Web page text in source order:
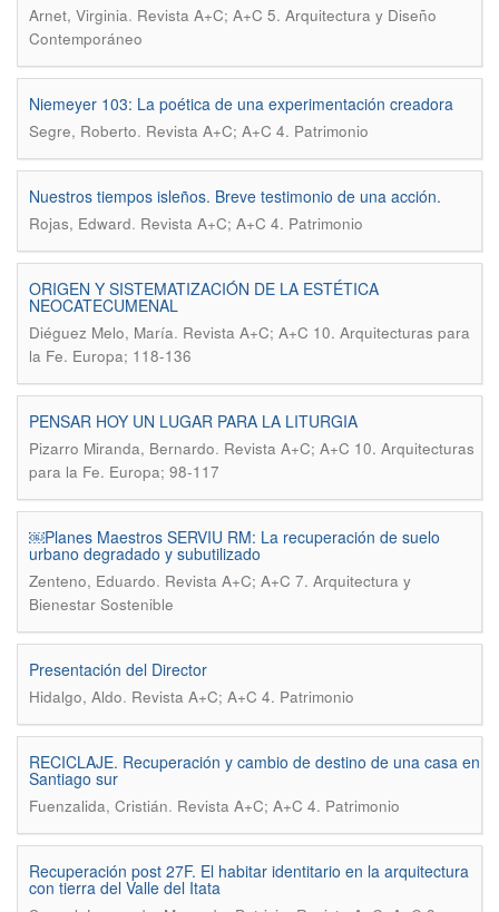
Arnet, Virginia. Revista A+C; A+C 5. Arquitectura y Diseño
Contemporáneo
Niemeyer 103: La poética de una experimentación creadora
Segre, Roberto. Revista A+C; A+C 4. Patrimonio
Nuestros tiempos isleños. Breve testimonio de una acción.
Rojas, Edward. Revista A+C; A+C 4. Patrimonio
ORIGEN Y SISTEMATIZACIÓN DE LA ESTÉTICA
NEOCATECUMENAL
Diéguez Melo, María. Revista A+C; A+C 10. Arquitecturas para
la Fe. Europa; 118-136
PENSAR HOY UN LUGAR PARA LA LITURGIA
Pizarro Miranda, Bernardo. Revista A+C; A+C 10. Arquitecturas
para la Fe. Europa; 98-117
￼Planes Maestros SERVIU RM: La recuperación de suelo
urbano degradado y subutilizado
Zenteno, Eduardo. Revista A+C; A+C 7. Arquitectura y
Bienestar Sostenible
Presentación del Director
Hidalgo, Aldo. Revista A+C; A+C 4. Patrimonio
RECICLAJE. Recuperación y cambio de destino de una casa en
Santiago sur
Fuenzalida, Cristián. Revista A+C; A+C 4. Patrimonio
Recuperación post 27F. El habitar identitario en la arquitectura
con tierra del Valle del Itata